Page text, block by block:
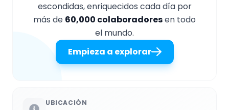
escondidas, enriquecidos cada día por
más de 60,000 colaboradoresen todo
el mundo.
Empieza a explorar
UBICACIÓN